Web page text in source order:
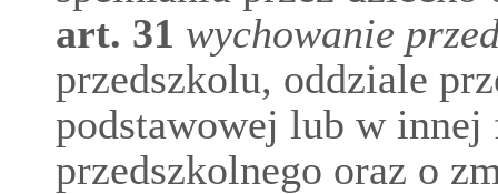
art. 31 wychowanie
przedszkolu, oddziale
podstawowej lub w
przedszkolnego oraz o